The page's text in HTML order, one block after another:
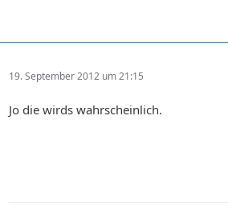
19. September 2012 um 21:15
Jo die wirds wahrscheinlich.